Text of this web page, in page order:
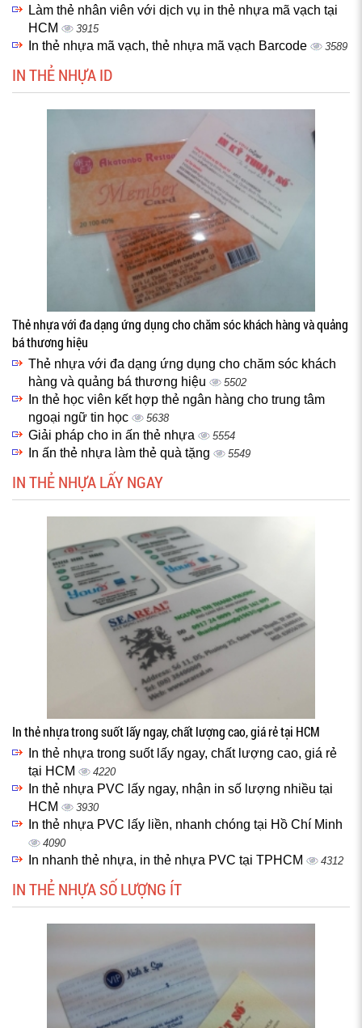
Làm thẻ nhân viên với dịch vụ in thẻ nhựa mã vạch tại
HCM
3915
In thẻ nhựa mã vạch, thẻ nhựa mã vạch Barcode 3589
IN THẺ NHỰA ID
Thẻ nhựa với đa dạng ứng dụng cho chăm sóc khách hàng và quảng
bá thương hiệu
Thẻ nhựa với đa dạng ứng dụng cho chăm sóc khách
hàng và quảng bá thương hiệu
5502
In thẻ học viên kết hợp thẻ ngân hàng cho trung tâm
ngoại ngữ tin học
5638
Giải pháp cho in ấn thẻ nhựa 5554
In ấn thẻ nhựa làm thẻ quà tặng 5549
IN THẺ NHỰA LẤY NGAY
In thẻ nhựa trong suốt lấy ngay, chất lượng cao, giá rẻ tại HCM
In thẻ nhựa trong suốt lấy ngay, chất lượng cao, giá rẻ
tại HCM
4220
In thẻ nhựa PVC lấy ngay, nhận in số lượng nhiều tại
HCM
3930
In thẻ nhựa PVC lấy liền, nhanh chóng tại Hồ Chí Minh
4090
In nhanh thẻ nhựa, in thẻ nhựa PVC tại TPHCM 4312
IN THẺ NHỰA SỐ LƯỢNG ÍT